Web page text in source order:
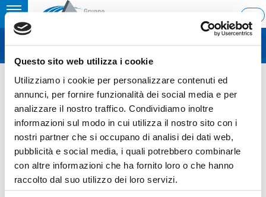
Questo sito web utilizza i cookie
Utilizziamo i cookie per personalizzare contenuti ed
annunci, per fornire funzionalità dei social media e per
analizzare il nostro traffico. Condividiamo inoltre
informazioni sul modo in cui utilizza il nostro sito con i
nostri partner che si occupano di analisi dei dati web,
pubblicità e social media, i quali potrebbero combinarle
con altre informazioni che ha fornito loro o che hanno
raccolto dal suo utilizzo dei loro servizi.
Toggle
navigation
MENU
Last update: 2019/03/22 21:47
22.03.2019
CALL OF THE
SHAREHOLDERS’ MEETING 23
APRIL 2019